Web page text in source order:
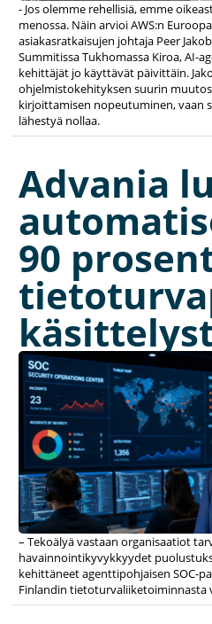
- Jos olemme rehellisiä, emme
menossa. Näin arvioi AWS:n
asiakasratkaisujen johtaja Peer
Summitissa Tukhomassa Kiroa, AI-
kehittäjät jo käyttävät päivittäin.
ohjelmistokehityksen suurin
kirjoittamisen nopeutuminen, vaan
lähestyä nollaa.
Advania
90
– Tekoälyä vastaan organisaatiot
havainnointikyvykkyydet
kehittäneet agenttipohjaisen SOC-
Finlandin tietoturvaliiketoiminnasta